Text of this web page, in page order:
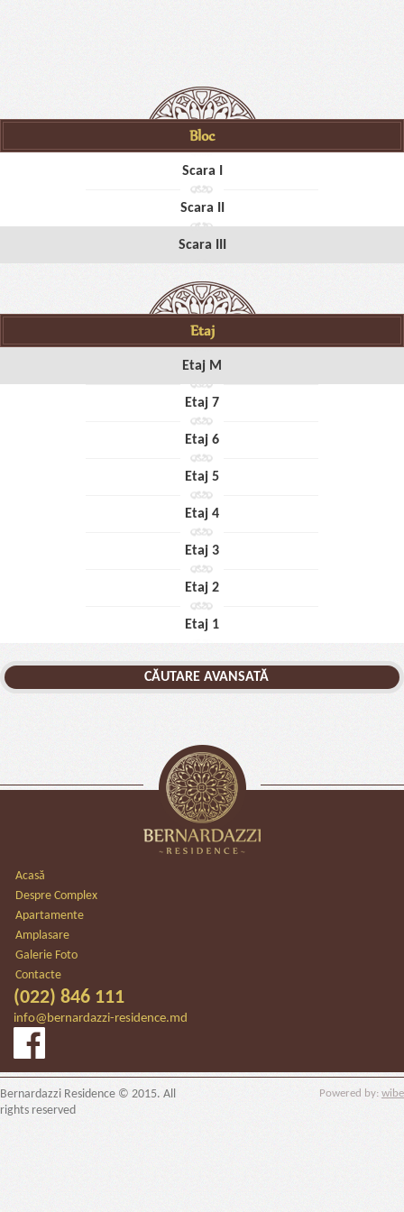
Bloc
Scara I
Scara II
Scara III
Etaj
Etaj M
Etaj 7
Etaj 6
Etaj 5
Etaj 4
Etaj 3
Etaj 2
Etaj 1
CĂUTARE AVANSATĂ
Acasă
Despre Complex
Apartamente
Amplasare
Galerie Foto
Contacte
(022) 846 111
info@bernardazzi-residence.md
Bernardazzi Residence © 2015. All
rights reserved
Powered by: wibe